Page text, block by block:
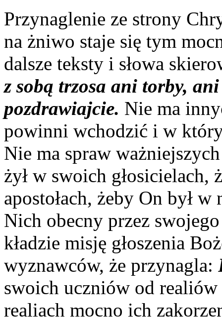
Przynaglenie ze strony
na żniwo staje się tym
dalsze teksty i słowa
z sobą trzosa ani torby,
pozdrawiajcie. Nie ma
powinni wchodzić i w
Nie ma spraw
żył w swoich głosicielach,
apostołach, żeby On był
Nich obecny przez
kładzie misję głoszenia
wyznawców, że przynagla:
swoich uczniów od realiów
realiach mocno ich